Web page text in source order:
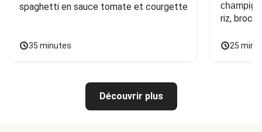
spaghetti en sauce tomate et courgette
35 minutes
riz,
25
Découvrir plus